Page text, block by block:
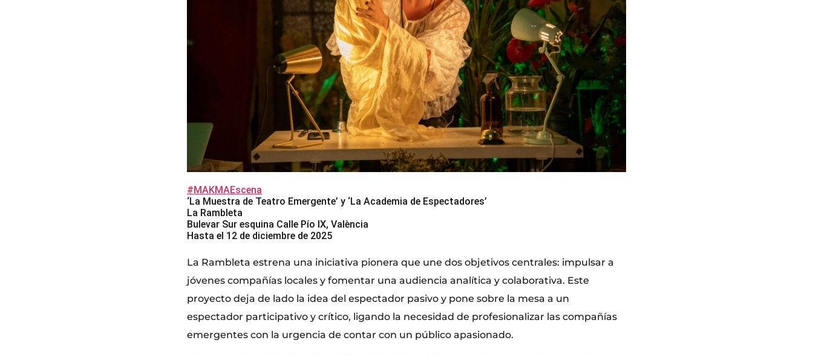
#MAKMAEscena
‘La Muestra de Teatro Emergente’ y ‘La Academia de Espectadores’
La Rambleta
Bulevar Sur esquina Calle Pío IX, València
Hasta el 12 de diciembre de 2025
La Rambleta estrena una iniciativa pionera que une dos objetivos centrales: impulsar a
jóvenes compañías locales y fomentar una audiencia analítica y colaborativa. Este
proyecto deja de lado la idea del espectador pasivo y pone sobre la mesa a un
espectador participativo y crítico, ligando la necesidad de profesionalizar las compañías
emergentes con la urgencia de contar con un público apasionado.